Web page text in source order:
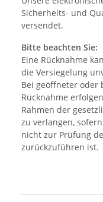
Sicherheits- und
versendet.
Bitte beachten Sie:
Eine Rücknahme
die Versiegelung
Bei geöffneter oder
Rücknahme
Rahmen der
zu verlangen,
nicht zur Prüfung
zurückzuführen ist.